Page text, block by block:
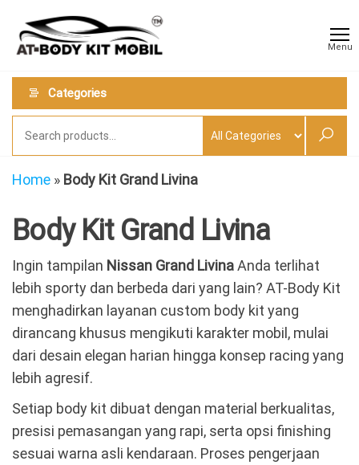
the
content
Kit
Mobil
Menu
Categories
Home » Body Kit Grand Livina
Body Kit Grand Livina
Ingin tampilan Nissan Grand LivinaAnda terlihat
lebih sporty dan berbeda dari yang lain? AT-Body Kit
menghadirkan layanan custom body kit yang
dirancang khusus mengikuti karakter mobil, mulai
dari desain elegan harian hingga konsep racing yang
lebih agresif.
Setiap body kit dibuat dengan material berkualitas,
presisi pemasangan yang rapi, serta opsi finishing
sesuai warna asli kendaraan. Proses pengerjaan